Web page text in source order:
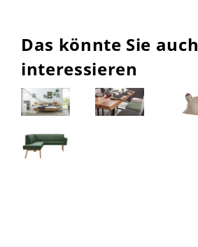
Das könnte Sie auch
interessieren